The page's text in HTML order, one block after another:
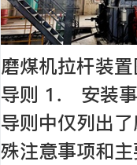
磨煤机拉杆装
导则 1． 安装
导则中仅列出
殊注意事项和